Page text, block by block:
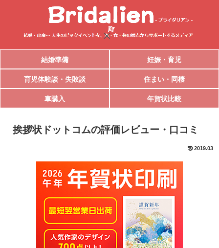
結婚準備 妊娠・育児
育児体験談・失敗談 住まい・同棲
車購入 年賀状比較
挨拶状ドットコムの評価レビュー・口コミ
2019.03